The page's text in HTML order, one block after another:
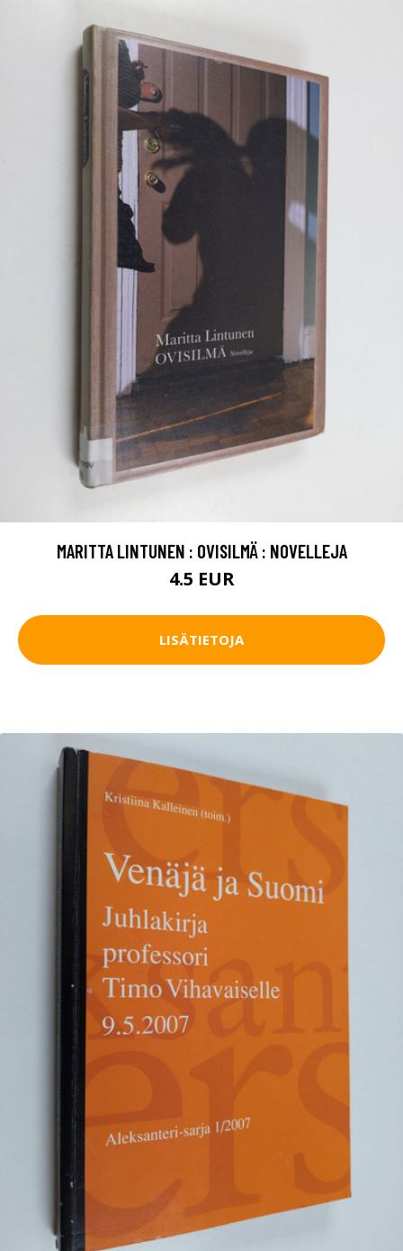
MARITTA LINTUNEN : OVISILMÄ : NOVELLEJA
4.5 EUR
LISÄTIETOJA